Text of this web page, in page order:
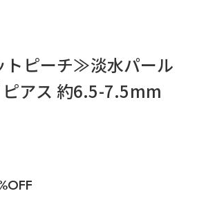
ピーチ≫淡水パール
アス 約6.5-7.5mm